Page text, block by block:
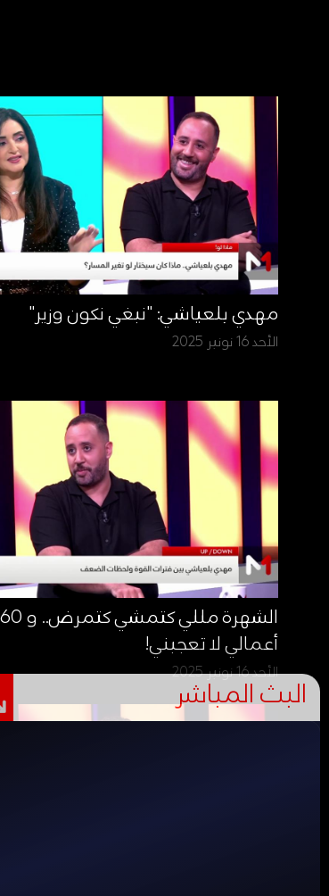
مهدي بلعياشي: "نبغي نكون وزير"
الأحد 16 نونبر 2025
أعمالي لا تعجبني!
الأحد 16 نونبر 2025
البث المباشر